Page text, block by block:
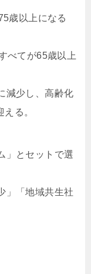
歳以上になる
べてが65歳以上
減少し、高齢化
る。
」とセットで選
」「地域共生社